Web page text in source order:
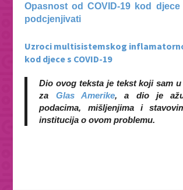
Opasnost od COVID-19 kod
podcjenjivati
Uzroci multisistemskog
kod djece s COVID-19
Dio ovog teksta je tekst koji sam
za Glas Amerike, a dio je
podacima, mišljenjima i
institucija o ovom problemu.